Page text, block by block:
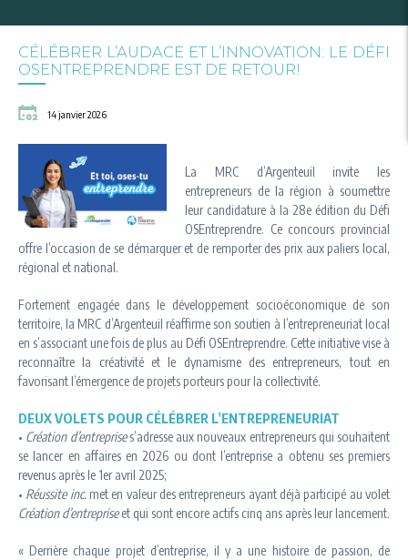
CÉLÉBRER L’AUDACE ET L’INNOVATION: LE DÉFI
OSENTREPRENDRE EST DE RETOUR!
14 janvier 2026
La MRC d’Argenteuil invite les
entrepreneurs de la région à soumettre
leur candidature à la 28e édition du Défi
OSEntreprendre. Ce concours provincial
offre l’occasion de se démarquer et de remporter des prix aux paliers local,
régional et national.
Fortement engagée dans le développement socioéconomique de son
territoire, la MRC d’Argenteuil réaffirme son soutien à l’entrepreneuriat local
en s’associant une fois de plus au Défi OSEntreprendre. Cette initiative vise à
reconnaître la créativité et le dynamisme des entrepreneurs, tout en
favorisant l’émergence de projets porteurs pour la collectivité.
DEUX VOLETS POUR CÉLÉBRER L’ENTREPRENEURIAT
• Création d’entreprises’adresse aux nouveaux entrepreneurs qui souhaitent
se lancer en affaires en 2026 ou dont l’entreprise a obtenu ses premiers
revenus après le 1er avril 2025;
• Réussite inc. met en valeur des entrepreneurs ayant déjà participé au volet
Création d’entrepriseet qui sont encore actifs cinq ans après leur lancement.
« Derrière chaque projet d’entreprise, il y a une histoire de passion, de